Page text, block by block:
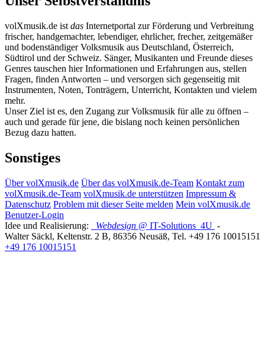
volXmusik.de ist das Internetportal zur Förderung und Verbreitung
frischer, handgemachter, lebendiger, ehrlicher, frecher, zeitgemäßer
und bodenständiger Volksmusik aus Deutschland, Österreich,
Südtirol und der Schweiz. Sänger, Musikanten und Freunde dieses
Genres tauschen hier Informationen und Erfahrungen aus, stellen
Fragen, finden Antworten – und versorgen sich gegenseitig mit
Instrumenten, Noten, Tonträgern, Unterricht, Kontakten und vielem
mehr.
Unser Ziel ist es, den Zugang zur Volksmusik für alle zu öffnen –
auch und gerade für jene, die bislang noch keinen persönlichen
Bezug dazu hatten.
Sonstiges
Über volXmusik.de Über das volXmusik.de-Team Kontakt zum
volXmusik.de-Team volXmusik.de unterstützen Impressum &
Datenschutz Problem mit dieser Seite melden Mein volXmusik.de
Benutzer-Login
Idee und Realisierung:
Webdesign @ IT-Solutions 4U -
Walter Säckl, Keltenstr. 2 B, 86356 Neusäß, Tel. +49 176 10015151
+49 176 10015151